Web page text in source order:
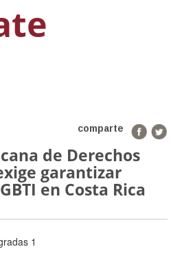
comparte
de Derechos
garantizar
en Costa Rica